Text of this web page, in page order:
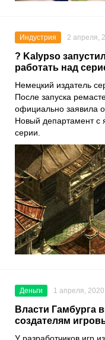
Индустрия 2 апреля,
? Kalypso
работать над
Немецкий издатель
После запуска
официально заявила о
Новый департамент с
серии.
Деньги 1 апреля, 2020
Власти Гамбурга
создателям